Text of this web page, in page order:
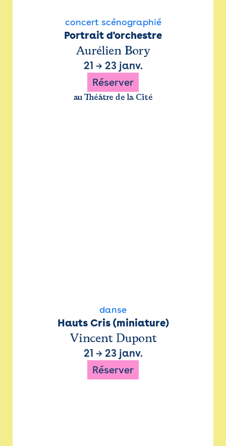
concert scénographié
Portrait d'orchestre
Aurélien Bory
21 → 23 janv.
Réserver
au Théâtre de la Cité
danse
Hauts Cris (miniature)
Vincent Dupont
21 → 23 janv.
Réserver